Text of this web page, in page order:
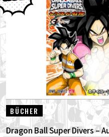
BÜCHER
Dragon Ball Super Divers –